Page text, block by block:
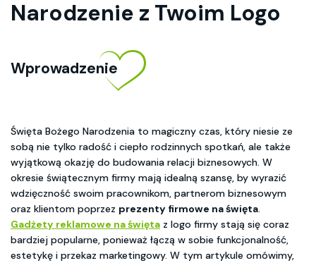
Narodzenie z Twoim Logo
Wprowadzenie
Święta Bożego Narodzenia to magiczny czas, który niesie ze
sobą nie tylko radość i ciepło rodzinnych spotkań, ale także
wyjątkową okazję do budowania relacji biznesowych. W
okresie świątecznym firmy mają idealną szansę, by wyrazić
wdzięczność swoim pracownikom, partnerom biznesowym
oraz klientom poprzez prezenty firmowe na święta.
Gadżety reklamowe na święta z logo firmy stają się coraz
bardziej popularne, ponieważ łączą w sobie funkcjonalność,
estetykę i przekaz marketingowy. W tym artykule omówimy,